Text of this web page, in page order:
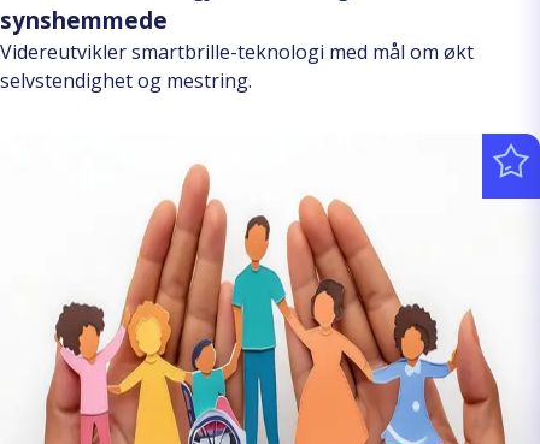
synshemmede
Videreutvikler smartbrille-teknologi med mål om økt
selvstendighet og mestring.